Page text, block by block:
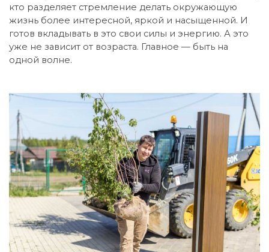
кто разделяет стремление делать окружающую
жизнь более интересной, яркой и насыщенной. И
готов вкладывать в это свои силы и энергию. А это
уже не зависит от возраста. Главное — быть на
одной волне.